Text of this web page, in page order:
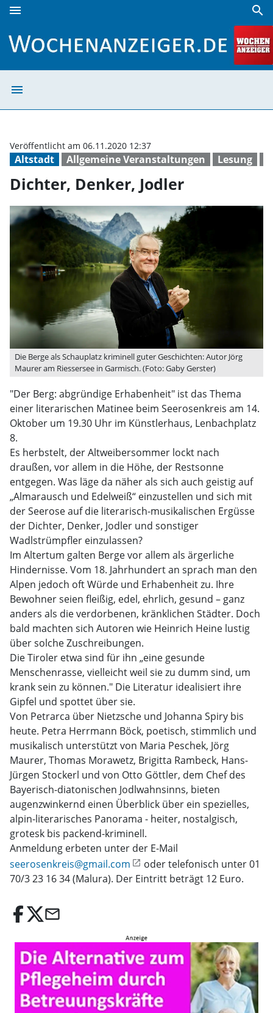
menu search
menu
Altstadt Allgemeine Veranstaltungen Lesung
Veröffentlicht am 06.11.2020 12:37
Dichter, Denker, Jodler
Die Berge als Schauplatz kriminell guter Geschichten: Autor Jörg
Maurer am Riessersee in Garmisch. (Foto: Gaby Gerster)
"Der Berg: abgründige Erhabenheit" ist das Thema
einer literarischen Matinee beim Seerosenkreis am 14.
Oktober um 19.30 Uhr im Künstlerhaus, Lenbachplatz
8.
Es herbstelt, der Altweibersommer lockt nach
draußen, vor allem in die Höhe, der Restsonne
entgegen. Was läge da näher als sich auch geistig auf
„Almarausch und Edelweiß“ einzustellen und sich mit
der Seerose auf die literarisch-musikalischen Ergüsse
der Dichter, Denker, Jodler und sonstiger
Wadlstrümpfler einzulassen?
Im Altertum galten Berge vor allem als ärgerliche
Hindernisse. Vom 18. Jahrhundert an sprach man den
Alpen jedoch oft Würde und Erhabenheit zu. Ihre
Bewohner seien fleißig, edel, ehrlich, gesund – ganz
anders als die verdorbenen, kränklichen Städter. Doch
bald machten sich Autoren wie Heinrich Heine lustig
über solche Zuschreibungen.
Die Tiroler etwa sind für ihn „eine gesunde
Menschenrasse, vielleicht weil sie zu dumm sind, um
krank sein zu können." Die Literatur idealisiert ihre
Gipfel und spottet über sie.
Von Petrarca über Nietzsche und Johanna Spiry bis
heute. Petra Herrmann Böck, poetisch, stimmlich und
musikalisch unterstützt von Maria Peschek, Jörg
Maurer, Thomas Morawetz, Brigitta Rambeck, Hans-
Jürgen Stockerl und von Otto Göttler, dem Chef des
Bayerisch-diatonischen Jodlwahnsinns, bieten
augenzwinkernd einen Überblick über ein spezielles,
alpin-literarisches Panorama - heiter, nostalgisch,
grotesk bis packend-kriminell.
Anmeldung erbeten unter der E-Mail
seerosenkreis@gmail.com
oder telefonisch unter 01
70/3 23 16 34 (Malura). Der Eintritt beträgt 12 Euro.
email